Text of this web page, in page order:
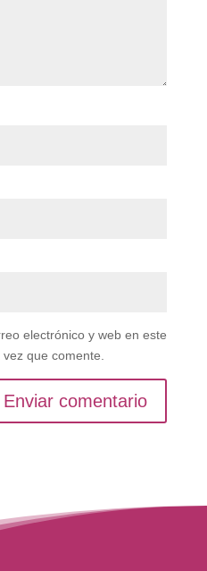
electrónico y web en este
que comente.